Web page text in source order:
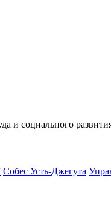
и социального
Собес Усть-Джегута